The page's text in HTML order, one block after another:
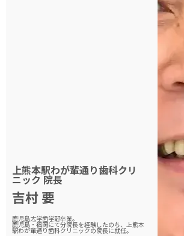
上熊本駅わが輩通り歯科クリ
ニック院長
吉村 要
鹿児島大学歯学部卒業。
鹿児島・福岡にて分院長を経験したのち、上熊本
駅わが輩通り歯科クリニックの院長に就任。